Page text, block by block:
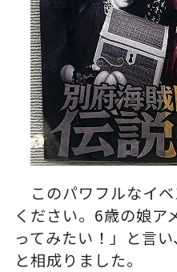
このパワフルなイ
ください。6歳の娘ア
ってみたい！」と言
と相成りました。